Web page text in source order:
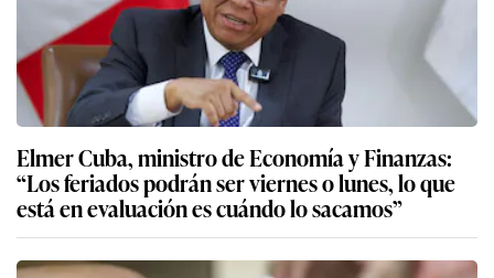
Elmer Cuba, ministro de Economía y Finanzas:
“Los feriados podrán ser viernes o lunes, lo que
está en evaluación es cuándo lo sacamos”